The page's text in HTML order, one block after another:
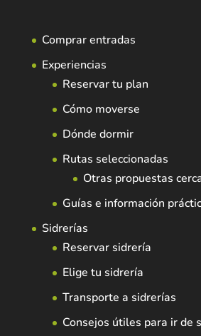
Comprar entradas
Experiencias
Reservar tu plan
Cómo moverse
Dónde dormir
Rutas seleccionadas
Otras propuestas
Guías e información
Sidrerías
Reservar sidrería
Elige tu sidrería
Transporte a sidrerías
Consejos útiles para ir de